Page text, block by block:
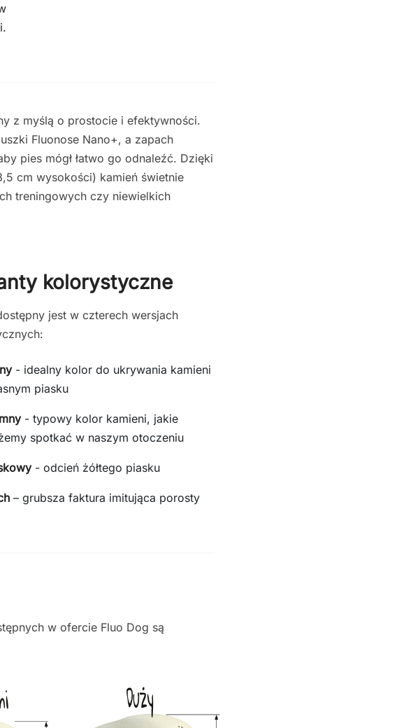
z myślą o prostocie i efektywności.
Fluonose Nano+, a zapach
pies mógł łatwo go odnaleźć. Dzięki
cm wysokości) kamień świetnie
treningowych czy niewielkich
kolorystyczne
jest w czterech wersjach
- idealny kolor do ukrywania kamieni
piasku
- typowy kolor kamieni, jakie
spotkać w naszym otoczeniu
- odcień żółtego piasku
– grubsza faktura imitująca porosty
w ofercie Fluo Dog są